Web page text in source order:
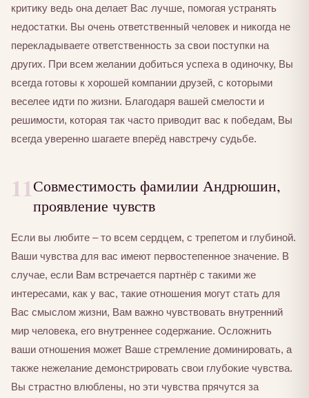
критику ведь она делает Вас лучше, помогая устранять
недостатки. Вы очень ответственный человек и никогда не
перекладываете ответственность за свои поступки на
других. При всем желании добиться успеха в одиночку, Вы
всегда готовы к хорошей компании друзей, с которыми
веселее идти по жизни. Благодаря вашей смелости и
решимости, которая так часто приводит вас к победам, Вы
всегда уверенно шагаете вперёд навстречу судьбе.
11Совместимость фамилии Андрюшин,
проявление чувств
Если вы любите – то всем сердцем, с трепетом и глубиной.
Ваши чувства для вас имеют первостепенное значение. В
случае, если Вам встречается партнёр с такими же
интересами, как у вас, такие отношения могут стать для
Вас смыслом жизни, Вам важно чувствовать внутренний
мир человека, его внутреннее содержание. Осложнить
ваши отношения может Ваше стремление доминировать, а
также нежелание демонстрировать свои глубокие чувства.
Вы страстно влюблены, но эти чувства прячутся за